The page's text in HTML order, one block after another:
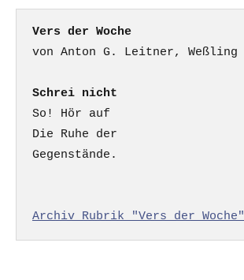
Vers der Woche
Schrei nicht
So! Hör auf
Die Ruhe der
Gegenstände.
Archiv Rubrik "Vers der Woche"